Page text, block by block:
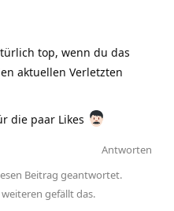
top, wenn du das
aktuellen Verletzten
die paar Likes
Antworten
Beitrag geantwortet.
weiteren gefällt das.